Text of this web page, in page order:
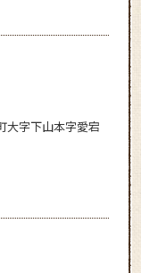
大字下山本字愛宕